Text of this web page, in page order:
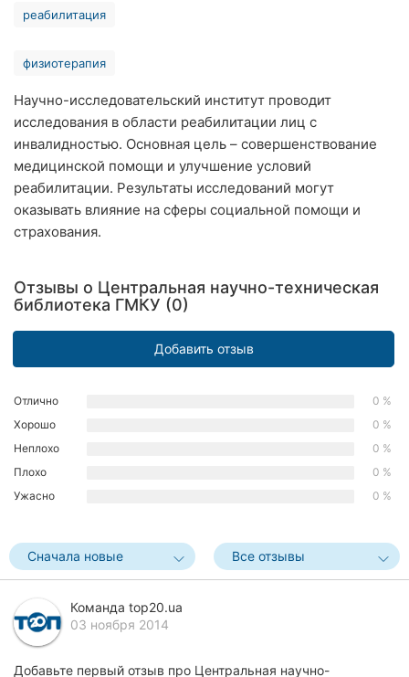
Тернополь
Хмельницкий
Ровно
Одесса
Кропивницкий
Киев
Запорожье
Рог
Николаев
Полтава
Черкассы
Черновцы
реабилитация
физиотерапия
Научно-исследовательский институт проводит
исследования в области реабилитации лиц с
инвалидностью. Основная цель – совершенствование
медицинской помощи и улучшение условий
реабилитации. Результаты исследований могут
оказывать влияние на сферы социальной помощи и
страхования.
Отзывы о Центральная научно-техническая
библиотека ГМКУ (0)
Добавить отзыв
Отлично
0 %
Хорошо
0 %
Неплохо
0 %
Плохо
0 %
Ужасно
0 %
Сначала новые Все отзывы
Команда top20.ua
03 ноября 2014
Добавьте первый отзыв про Центральная научно-